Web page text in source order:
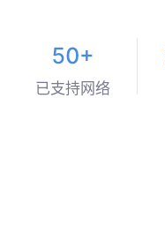
50+
已支持网络